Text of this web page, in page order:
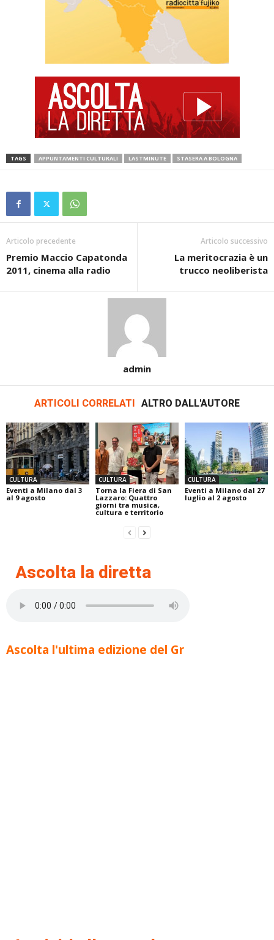
TAGS APPUNTAMENTI CULTURALI LASTMINUTE STASERA A BOLOGNA
Articolo precedente
Premio Maccio Capatonda
2011, cinema alla radio
Articolo successivo
La meritocrazia è un
trucco neoliberista
admin
ARTICOLI CORRELATI ALTRO DALL'AUTORE
CULTURA
Eventi a Milano dal 3
al 9 agosto
CULTURA
Torna la Fiera di San
Lazzaro: Quattro
giorni tra musica,
cultura e territorio
CULTURA
Eventi a Milano dal 27
luglio al 2 agosto
Ascolta la diretta
Ascolta l'ultima edizione del Gr